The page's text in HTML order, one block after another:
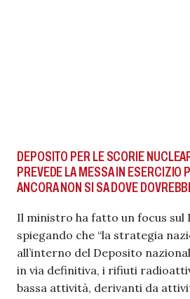
DEPOSITO PER LE SCORIE
PREVEDE LA MESSA IN ESERCIZIO
ANCORA NON SI SA DOVE
Il ministro ha fatto un focus sul
spiegando che “la strategia
all’interno del Deposito
in via definitiva, i rifiuti
bassa attività, derivanti da